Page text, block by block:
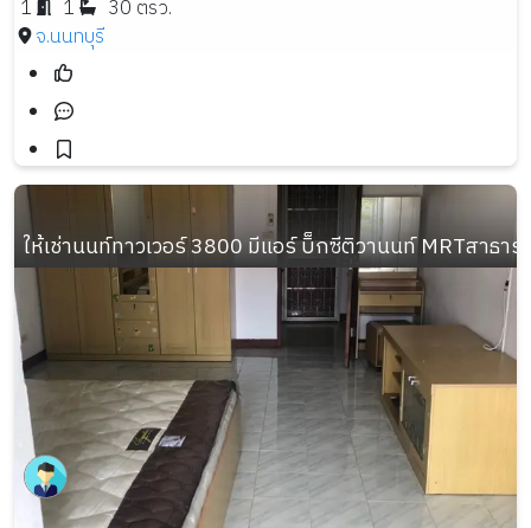
1
1
30 ตรว.
จ.นนทบุรี
ให้เช่านนท์ทาวเวอร์ 3800 มีแอร์ บิ็กซีติวานนท์ MRTสาธา